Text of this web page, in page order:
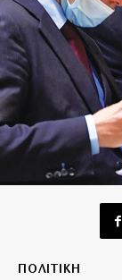
ΠΟΛΙΤΙΚΗ